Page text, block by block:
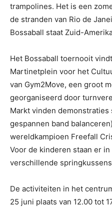
trampolines. Het is een
de stranden van Rio de
Bossaball staat Zuid-
Het Bossaball toernooit
Martinetplein voor het
van Gym2Move, een groot
georganiseerd door
Markt vinden
gespannen band
wereldkampioen Freefall
Voor de kinderen staan er
verschillende
De activiteiten in het
25 juni plaats van 12.00 tot